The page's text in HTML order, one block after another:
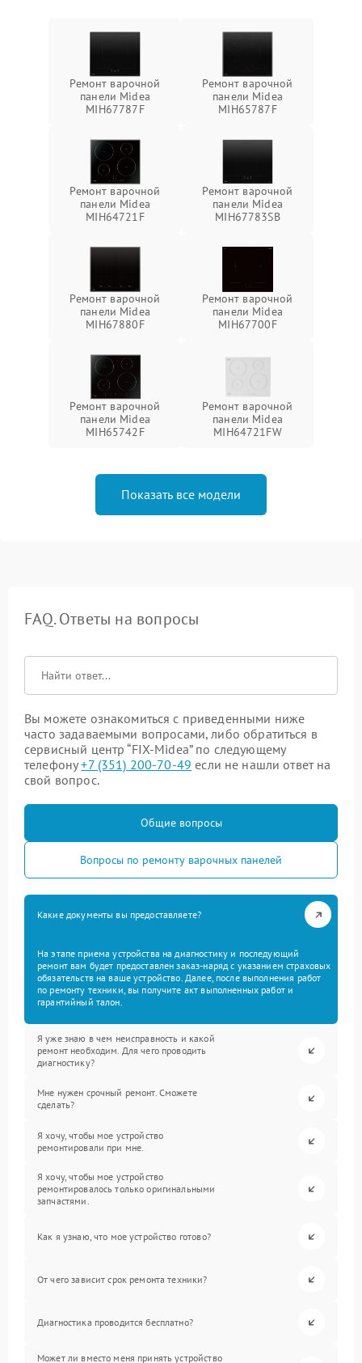
Ремонт варочной
панели Midea
MIH67787F
Ремонт варочной
панели Midea
MIH65787F
Ремонт варочной
панели Midea
MIH64721F
Ремонт варочной
панели Midea
MIH67783SB
Ремонт варочной
панели Midea
MIH67880F
Ремонт варочной
панели Midea
MIH67700F
Ремонт варочной
панели Midea
MIH65742F
Ремонт варочной
панели Midea
MIH64721FW
Показать все модели
FAQ. Ответы на вопросы
Вы можете ознакомиться с приведенными ниже
часто задаваемыми вопросами, либо обратиться в
сервисный центр “FIX-Midea” по следующему
телефону+7 (351) 200-70-49 если не нашли ответ на
свой вопрос.
Общие вопросы
Вопросы по ремонту варочных панелей
Какие документы вы предоставляете?
На этапе приема устройства на диагностику и последующий
ремонт вам будет предоставлен заказ-наряд с указанием страховых
обязательств на ваше устройство. Далее, после выполнения работ
по ремонту техники, вы получите акт выполненных работ и
гарантийный талон.
Я уже знаю в чем неисправность и какой
ремонт необходим. Для чего проводить
диагностику?
Мне нужен срочный ремонт. Сможете
сделать?
Я хочу, чтобы мое устройство
ремонтировали при мне.
Я хочу, чтобы мое устройство
ремонтировалось только оригинальными
запчастями.
Как я узнаю, что мое устройство готово?
От чего зависит срок ремонта техники?
Диагностика проводится бесплатно?
Может ли вместо меня принять устройство